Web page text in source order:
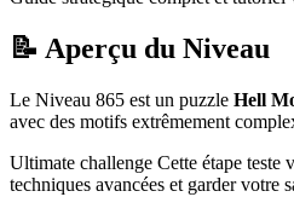
📝 Aperçu du Niveau
Le Niveau 865 est un puzzle Hell
avec des motifs extrêmement
Ultimate challenge Cette étape teste
techniques avancées et garder votre